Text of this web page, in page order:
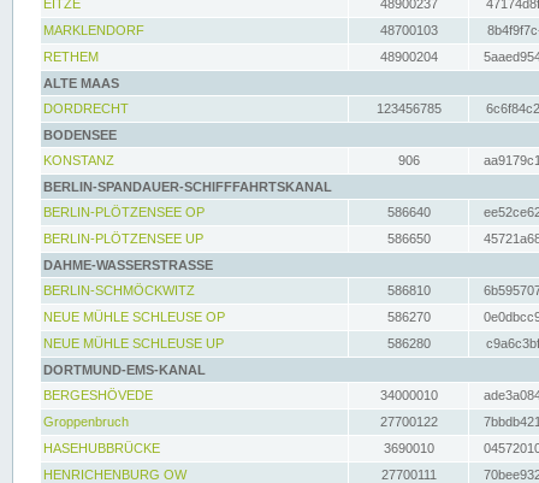
EITZE
48900237
MARKLENDORF
48700103
RETHEM
48900204
ALTE MAAS
DORDRECHT
123456785
BODENSEE
KONSTANZ
906
BERLIN-SPANDAUER-SCHIFFFAHRTSKANAL
BERLIN-PLÖTZENSEE OP
586640
BERLIN-PLÖTZENSEE UP
586650
DAHME-WASSERSTRASSE
BERLIN-SCHMÖCKWITZ
586810
NEUE MÜHLE SCHLEUSE OP
586270
NEUE MÜHLE SCHLEUSE UP
586280
DORTMUND-EMS-KANAL
BERGESHÖVEDE
34000010
Groppenbruch
27700122
HASEHUBBRÜCKE
3690010
HENRICHENBURG OW
27700111